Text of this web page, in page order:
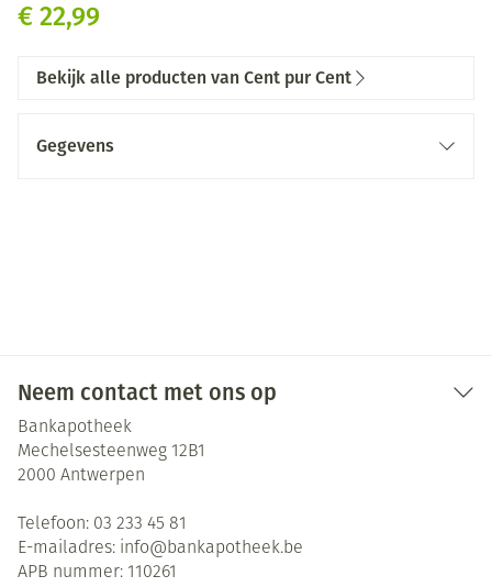
€ 22,99
Bekijk alle producten van Cent pur Cent
Gegevens
Neem contact met ons op
Bankapotheek
Mechelsesteenweg 12B1
2000 Antwerpen
Telefoon: 03 233 45 81
E-mailadres: info@bankapotheek.be
APB nummer: 110261